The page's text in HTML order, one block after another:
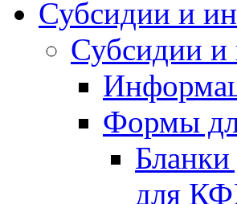
Субсидии и
Субсидии
Формы
Бланки
для